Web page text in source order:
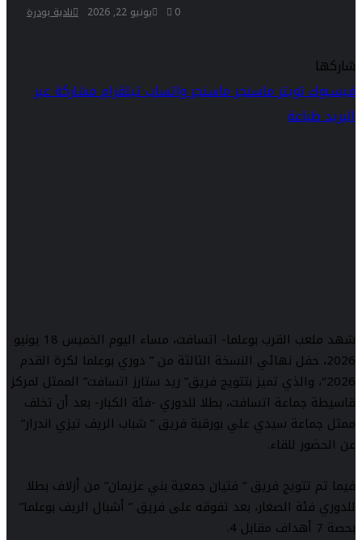
نادية بودرة يونيو 22, 2026 0
شاركها
فيسبوكتويترماسنجرماسنجرواتسابتيلقراممشاركة عبر
البريدطباعة
شهد ملعب القرب بوعلما- اتسافت، مساء اليوم الخميس 18 يونيو
2026، حفل نهائي النسخة الثالثة من ” دوري بوعلما لكرة القدم
2026″، والذي تميز بتتويج فريق” ريد ستارز اتسافت” الممثل لمركز
قاسيطة جماعة اتسافت، بطلا للدوري -فئة الكبار- بعد أن تخلف
ممثل جماعة سيدي علي بورقبة فريق ” شباب الريف تيزي اندرار”
عن الحضور للقاء.
فيما تم تتويج فريق ” فتيان جمعية بني عزيمان” من أزلاف بطلا
للدوري فئة الصغار، بعد تفوقه على فريق ” أشبال الريف بوعلما”
بحصة 7 أهداف مقابل 4.